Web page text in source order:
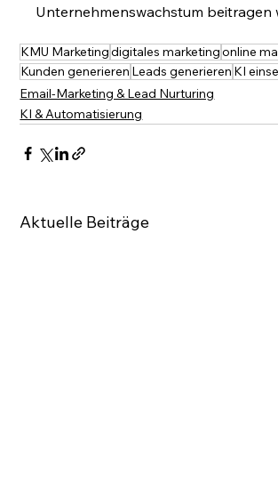
Unternehmenswachstum beitragen
KMU Marketingdigitales marketingonline
Kunden generieren Leads generieren KI
Email-Marketing & Lead Nurturing
KI & Automatisierung
Aktuelle Beiträge